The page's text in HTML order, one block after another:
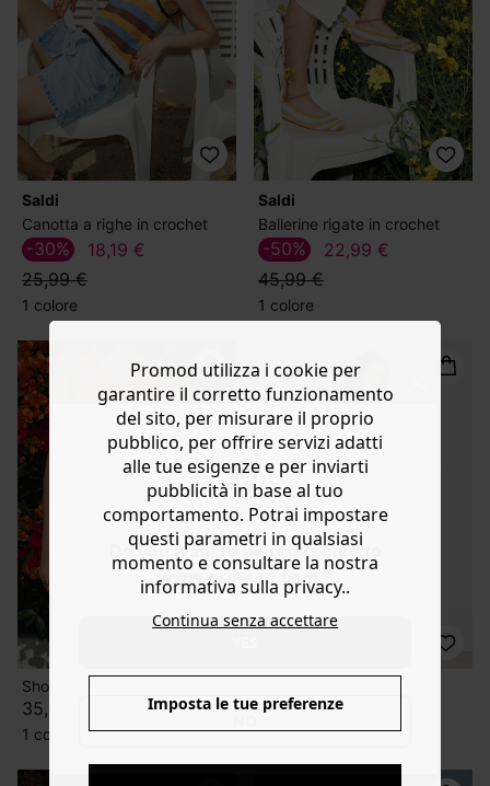
Do you want to be redirected to
www.promod.com ?
Saldi
Canotta a righe in crochet
18,19 €
25,99 €
-30%
1 colore
Saldi
Ballerine rigate in crochet
22,99 €
45,99 €
-50%
1 colore
Short in crochet Donna
35,99 €
1 colore
39,99 €
1 colore
Promod utilizza i cookie per
garantire il corretto funzionamento
del sito, per misurare il proprio
pubblico, per offrire servizi adatti
alle tue esigenze e per inviarti
pubblicità in base al tuo
comportamento. Potrai impostare
questi parametri in qualsiasi
momento e consultare la nostra
informativa sulla privacy..
Continua senza accettare
Imposta le tue preferenze